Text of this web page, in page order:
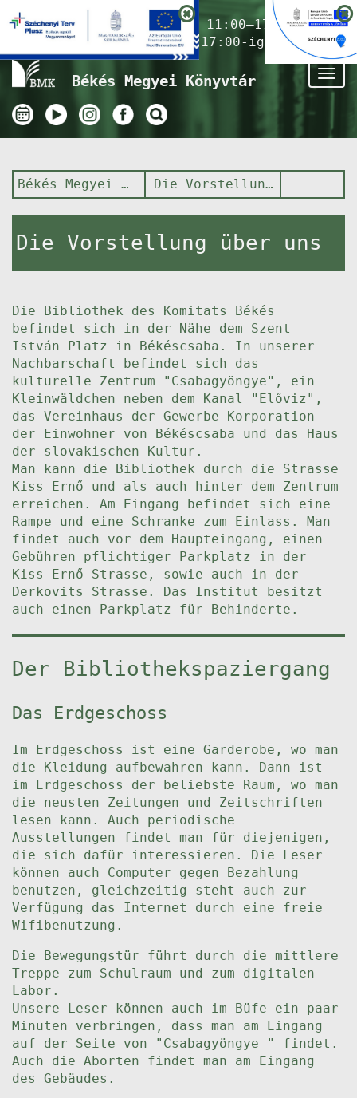
Nyitvatartás ma:11:00–17:00
(Gyermekkönyvtár 17:00-ig)
Békés Megyei Könyvtár
Békés Megyei Könyvtár Die Vorstellung über uns
Die Vorstellung über uns
Die Bibliothek des Komitats Békés
befindet sich in der Nähe dem Szent
István Platz in Békéscsaba. In unserer
Nachbarschaft befindet sich das
kulturelle Zentrum "Csabagyöngye", ein
Kleinwäldchen neben dem Kanal "Előviz",
das Vereinhaus der Gewerbe Korporation
der Einwohner von Békéscsaba und das Haus
der slovakischen Kultur.
Man kann die Bibliothek durch die Strasse
Kiss Ernő und als auch hinter dem Zentrum
erreichen. Am Eingang befindet sich eine
Rampe und eine Schranke zum Einlass. Man
findet auch vor dem Haupteingang, einen
Gebühren pflichtiger Parkplatz in der
Kiss Ernő Strasse, sowie auch in der
Derkovits Strasse. Das Institut besitzt
auch einen Parkplatz für Behinderte.
Der Bibliothekspaziergang
Das Erdgeschoss
Im Erdgeschoss ist eine Garderobe, wo man
die Kleidung aufbewahren kann. Dann ist
im Erdgeschoss der beliebste Raum, wo man
die neusten Zeitungen und Zeitschriften
lesen kann. Auch periodische
Ausstellungen findet man für diejenigen,
die sich dafür interessieren. Die Leser
können auch Computer gegen Bezahlung
benutzen, gleichzeitig steht auch zur
Verfügung das Internet durch eine freie
Wifibenutzung.
Die Bewegungstür führt durch die mittlere
Treppe zum Schulraum und zum digitalen
Labor.
Unsere Leser können auch im Büfe ein paar
Minuten verbringen, dass man am Eingang
auf der Seite von "Csabagyöngye " findet.
Auch die Aborten findet man am Eingang
des Gebäudes.